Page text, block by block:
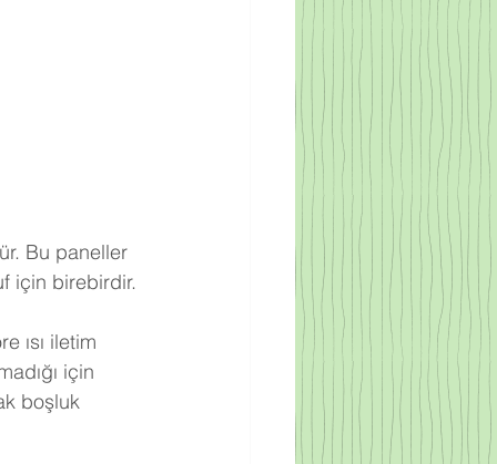
Bu paneller
için birebirdir.
ısı iletim
için
boşluk